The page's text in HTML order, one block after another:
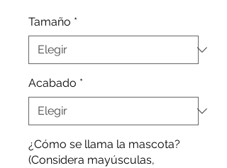
Tamaño *
Acabado *
¿Cómo se llama la mascota?
(Considera mayúsculas,